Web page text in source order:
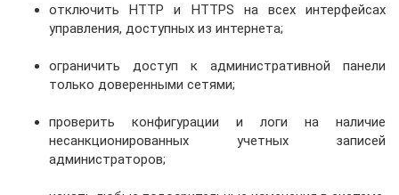
отключить HTTP и HTTPS на всех интерфейсах
управления, доступных из интернета;
ограничить доступ к административной панели
только доверенными сетями;
проверить конфигурации и логи на наличие
несанкционированных учетных записей
администраторов;